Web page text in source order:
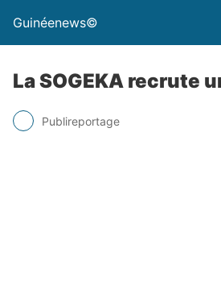
Guinéenews©
La SOGEKA recrute
Publireportage